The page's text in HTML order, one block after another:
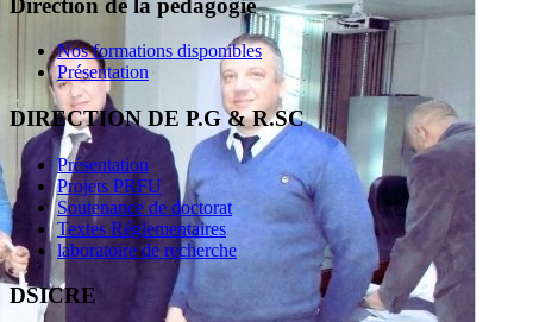
Nos formations disponibles
Présentation
DIRECTION DE P.G & R.SC
Présentation
Projets PRFU
Soutenance de doctorat
Textes Réglementaires
laboratoire de recherche
DSICRE